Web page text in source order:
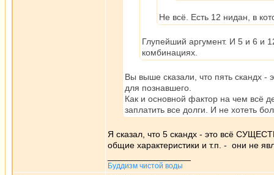
Не всё. Есть 12 нидан, в
Глупейший аргумент. И 5 и 6 и
комбинациях.
Вы выше сказали, что пять скандх -
для познавшего.
Как и основной фактор на чем всё
заплатить все долги. И не хотеть
Я сказал, что 5 скандх - это всё
общие характеристики и т.п. - они не
Буддизм чистой воды